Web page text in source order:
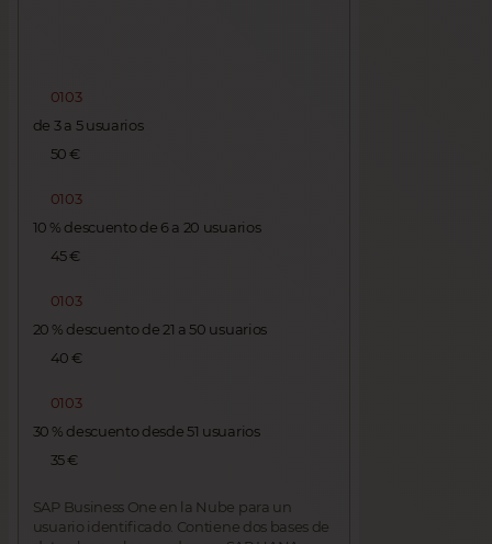
0103
de 3 a 5 usuarios
50 €
0103
10 % descuento de 6 a 20 usuarios
45 €
0103
20 % descuento de 21 a 50 usuarios
40 €
0103
30 % descuento desde 51 usuarios
35 €
SAP Business One en la Nube para un
usuario identificado. Contiene dos bases de